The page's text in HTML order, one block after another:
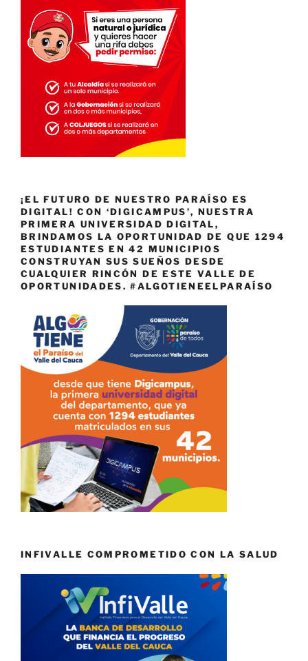
¡EL FUTURO DE NUESTRO PARAÍSO ES
DIGITAL! CON ‘DIGICAMPUS’, NUESTRA
PRIMERA UNIVERSIDAD DIGITAL,
BRINDAMOS LA OPORTUNIDAD DE QUE 1294
ESTUDIANTES EN 42 MUNICIPIOS
CONSTRUYAN SUS SUEÑOS DESDE
CUALQUIER RINCÓN DE ESTE VALLE DE
OPORTUNIDADES. #ALGOTIENEELPARAÍSO
INFIVALLE COMPROMETIDO CON LA SALUD